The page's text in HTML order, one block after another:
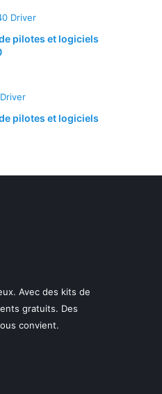
pilotes et logiciels
pilotes et logiciels
Avec des kits de
gratuits. Des
convient.